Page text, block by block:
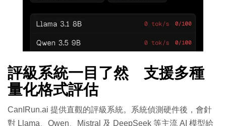
評級系統一目了然 支援多種
量化格式評估
CanIRun.ai 提供直觀的評級系統。系統偵測硬件後，會針
對 Llama、Qwen、Mistral 及 DeepSeek 等主流 AI 模型給